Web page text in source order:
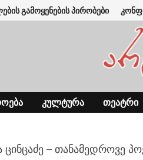
გამოყენების პირობები
ᲙᲣᲚᲢᲣᲠᲐ ᲗᲔᲐᲢᲠᲘ
ცინცაძე – თანამედროვე